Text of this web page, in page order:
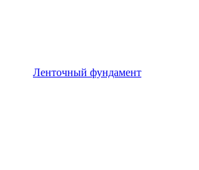
Ленточный фундамент